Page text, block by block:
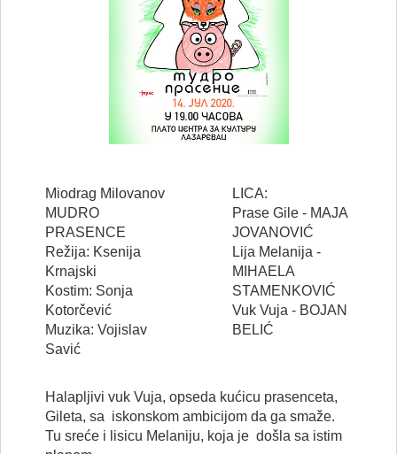
Miodrag Milovanov
MUDRO
PRASENCE
Režija: Ksenija
Krnajski
Kostim: Sonja
Kotorčević
Muzika: Vojislav
Savić
LICA:
Prase Gile - MAJA
JOVANOVIĆ
Lija Melanija -
MIHAELA
STAMENKOVIĆ
Vuk Vuja - BOJAN
BELIĆ
Halapljivi vuk Vuja, opseda kućicu prasenceta,
Gileta, sa iskonskom ambicijom da ga smaže.
Tu sreće i lisicu Melaniju, koja je došla sa istim